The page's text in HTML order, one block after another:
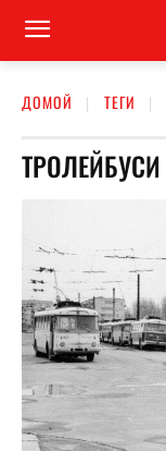
ДОМОЙ ТЕГИ
ТРОЛЕЙБУСИ